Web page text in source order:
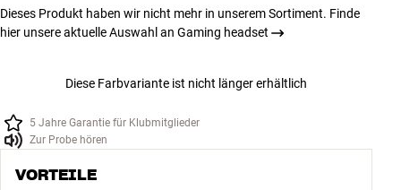
Kundendienst
Anmelden
Dieses Produkt haben wir nicht mehr in unserem Sortiment. Finde
hier unsere aktuelle Auswahl an Gaming headset
Diese Farbvariante ist nicht länger erhältlich
5 Jahre Garantie für Klubmitglieder
Zur Probe hören
VORTEILE